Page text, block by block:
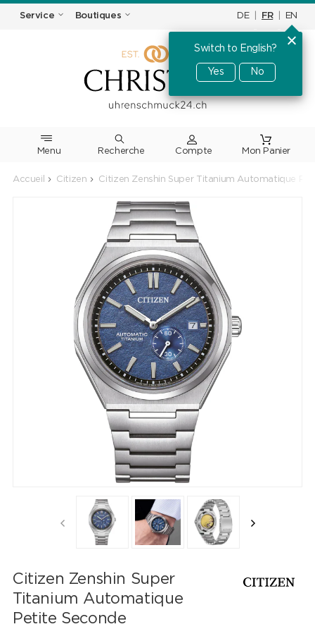
Service Boutiques DE FR EN
Switch to English?
Yes No
Menu Recherche
Accueil Citizen Citizen Zenshin Super Titanium Automatique
Citizen Zenshin Super
Titanium Automatique
Petite Seconde